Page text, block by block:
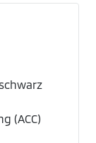
(ACC)